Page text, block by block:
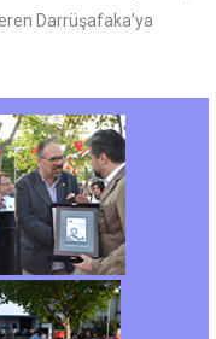
Darrüşafaka’ya